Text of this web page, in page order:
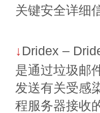
关键安全详细
↓Dridex –
是通过垃圾邮
发送有关受感
程服务器接收